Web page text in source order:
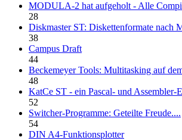
MODULA-2 hat aufgeholt - Alle
28
Diskmaster ST: Diskettenformate nach
38
Campus Draft
44
Beckemeyer Tools: Multitasking auf
48
KatCe ST - ein Pascal- und Assembler-
52
Switcher-Programme: Geteilte Freude....
54
DIN A4-Funktionsplotter